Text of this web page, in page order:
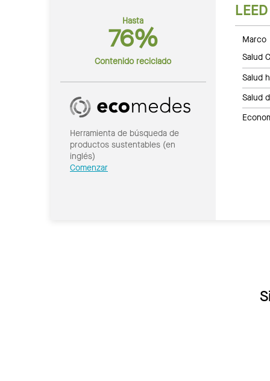
Hasta
76%
Contenido reciclado
Herramienta de búsqueda de
productos sustentables (en
inglés)
Comenzar
Marco
Salud
Salud
Salud